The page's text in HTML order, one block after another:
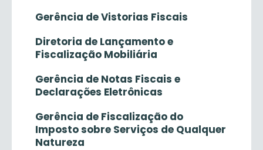
Gerência de Vistorias Fiscais
Diretoria de Lançamento e
Fiscalização Mobiliária
Gerência de Notas Fiscais e
Declarações Eletrônicas
Gerência de Fiscalização do
Imposto sobre Serviços de Qualquer
Natureza